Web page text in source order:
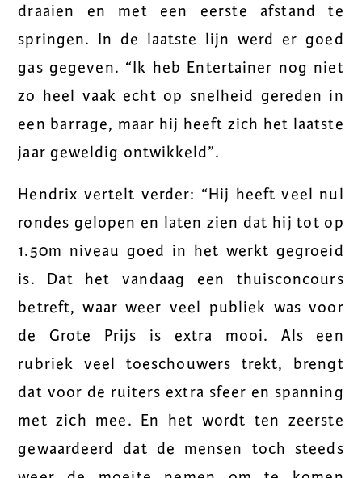
draaien en met een eerste afstand te
springen. In de laatste lijn werd er goed
gas gegeven. “Ik heb Entertainer nog niet
zo heel vaak echt op snelheid gereden in
een barrage, maar hij heeft zich het laatste
jaar geweldig ontwikkeld”.
Hendrix vertelt verder: “Hij heeft veel nul
rondes gelopen en laten zien dat hij tot op
1.50m niveau goed in het werkt gegroeid
is. Dat het vandaag een thuisconcours
betreft, waar weer veel publiek was voor
de Grote Prijs is extra mooi. Als een
rubriek veel toeschouwers trekt, brengt
dat voor de ruiters extra sfeer en spanning
met zich mee. En het wordt ten zeerste
gewaardeerd dat de mensen toch steeds